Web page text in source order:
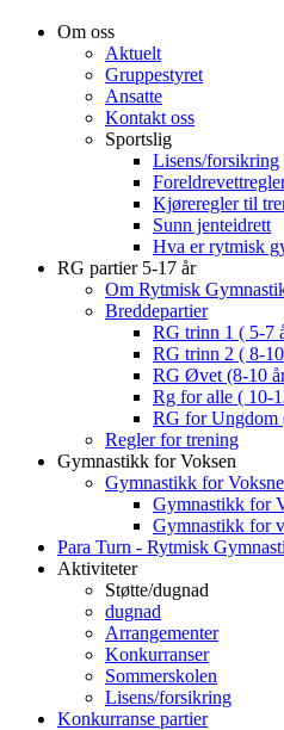
Om oss
Aktuelt
Gruppestyret
Ansatte
Kontakt oss
Sportslig
Lisens/forsikring
Kjøreregler til
Sunn jenteidrett
Hva er rytmisk
RG partier 5-17 år
Om Rytmisk
Breddepartier
RG trinn 1 ( 5-7
RG trinn 2 ( 8-
RG Øvet (8-10
Rg for alle ( 10-
RG for Ungdom
Regler for trening
Gymnastikk for Voksen
Gymnastikk for
Gymnastikk for
Gymnastikk for
Para Turn - Rytmisk
Aktiviteter
Støtte/dugnad
dugnad
Arrangementer
Konkurranser
Sommerskolen
Lisens/forsikring
Konkurranse partier